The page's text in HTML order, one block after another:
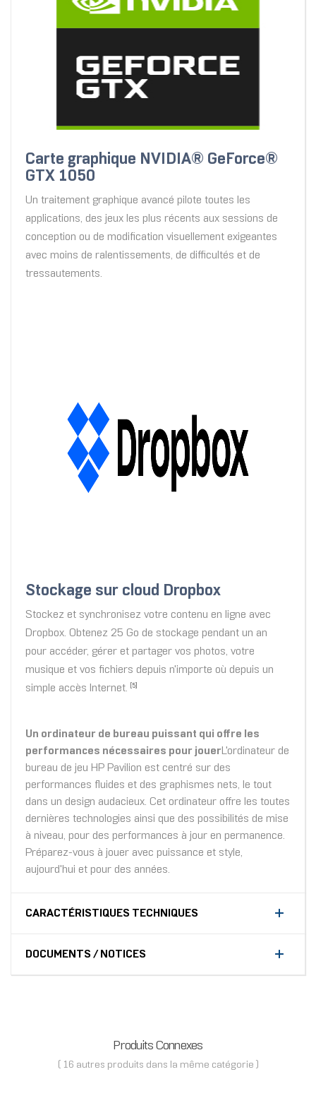
Carte graphique NVIDIA® GeForce®
GTX 1050
Un traitement graphique avancé pilote toutes les
applications, des jeux les plus récents aux sessions de
conception ou de modification visuellement exigeantes
avec moins de ralentissements, de difficultés et de
tressautements.
Stockage sur cloud Dropbox
Stockez et synchronisez votre contenu en ligne avec
Dropbox. Obtenez 25 Go de stockage pendant un an
pour accéder, gérer et partager vos photos, votre
musique et vos fichiers depuis n'importe où depuis un
simple accès Internet.
[5]
Un ordinateur de bureau puissant qui offre les
performances nécessaires pour jouerL'ordinateur de
bureau de jeu HP Pavilion est centré sur des
performances fluides et des graphismes nets, le tout
dans un design audacieux. Cet ordinateur offre les toutes
dernières technologies ainsi que des possibilités de mise
à niveau, pour des performances à jour en permanence.
Préparez-vous à jouer avec puissance et style,
aujourd'hui et pour des années.
CARACTÉRISTIQUES TECHNIQUES
DOCUMENTS / NOTICES
Produits Connexes
( 16 autres produits dans la même catégorie )